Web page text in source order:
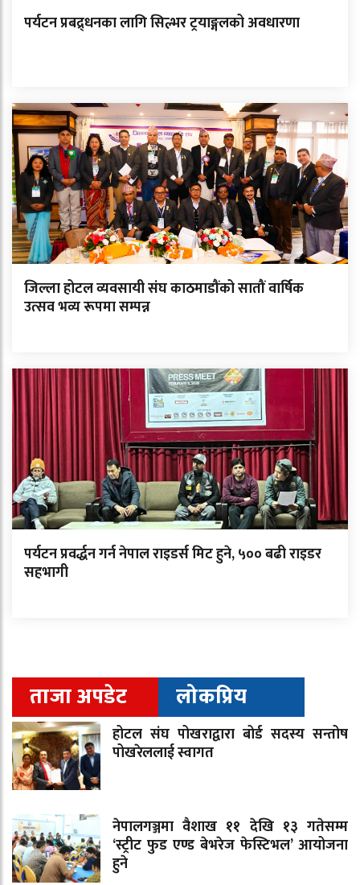
पर्यटन प्रबद्र्धनका लागि सिल्भर ट्रयाङ्गलको अवधारणा
जिल्ला होटल व्यवसायी संघ काठमाडौंको सातौं वार्षिक
उत्सव भव्य रूपमा सम्पन्न
पर्यटन प्रवर्द्धन गर्न नेपाल राइडर्स मिट हुने, ५०० बढी राइडर
सहभागी
ताजा अपडेट लोकप्रिय
होटल संघ पोखराद्वारा बोर्ड सदस्य सन्तोष
पोखरेललाई स्वागत
नेपालगञ्जमा वैशाख ११ देखि १३ गतेसम्म
‘स्ट्रीट फुड एण्ड बेभरेज फेस्टिभल’ आयोजना
हुने